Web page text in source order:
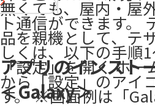
無くても、屋内・屋
ト通信ができます。
品を親機として、テ
しくは、以下の手順
「設定」を開く ホ
から「設定」のアイ
す。 ※画面例は「
アプリのインスト
＜Galaxy＞